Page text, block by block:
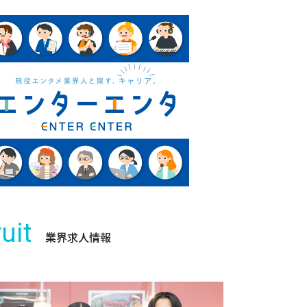
業界求人情報